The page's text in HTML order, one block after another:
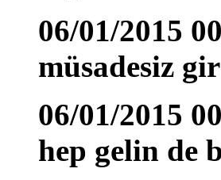
06/01/2015
müsadesiz
06/01/2015
hep gelin de